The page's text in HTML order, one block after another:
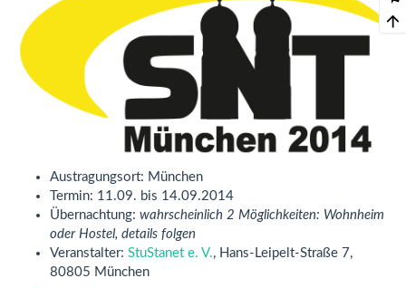
Austragungsort: München
Termin: 11.09. bis 14.09.2014
Übernachtung: wahrscheinlich 2 Möglichkeiten: Wohnheim
oder Hostel, details folgen
Veranstalter: StuStanet e. V., Hans-Leipelt-Straße 7,
80805 München